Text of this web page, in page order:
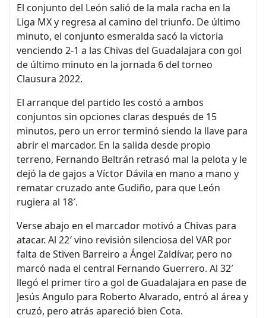
El conjunto del León salió de la mala racha en la
Liga MX y regresa al camino del triunfo. De último
minuto, el conjunto esmeralda sacó la victoria
venciendo 2-1 a las Chivas del Guadalajara con gol
de último minuto en la jornada 6 del torneo
Clausura 2022.
El arranque del partido les costó a ambos
conjuntos sin opciones claras después de 15
minutos, pero un error terminó siendo la llave para
abrir el marcador. En la salida desde propio
terreno, Fernando Beltrán retrasó mal la pelota y le
dejó la de gajos a Víctor Dávila en mano a mano y
rematar cruzado ante Gudiño, para que León
rugiera al 18′.
Verse abajo en el marcador motivó a Chivas para
atacar. Al 22′ vino revisión silenciosa del VAR por
falta de Stiven Barreiro a Ángel Zaldívar, pero no
marcó nada el central Fernando Guerrero. Al 32′
llegó el primer tiro a gol de Guadalajara en pase de
Jesús Angulo para Roberto Alvarado, entró al área y
cruzó, pero atrás apareció bien Cota.